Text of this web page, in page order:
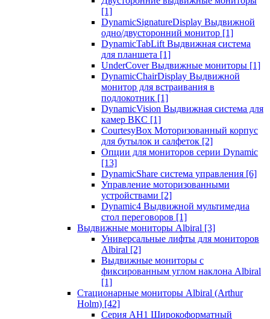
[1]
DynamicSignatureDisplay Выдвижной
одно/двусторонний монитор [1]
DynamicTabLift Выдвижная система
для планшета [1]
UnderCover Выдвижные мониторы [1]
DynamicChairDisplay Выдвижной
монитор для встраивания в
подлокотник [1]
DynamicVision Выдвижная система для
камер ВКС [1]
CourtesyBox Моторизованный корпус
для бутылок и салфеток [2]
Опции для мониторов серии Dynamic
[13]
DynamicShare система управления [6]
Управление моторизованными
устройствами [2]
Dynamic4 Выдвижной мультимедиа
стол переговоров [1]
Выдвижные мониторы Albiral [3]
Универсальные лифты для мониторов
Albiral [2]
Выдвижные мониторы с
фиксированным углом наклона Albiral
[1]
Стационарные мониторы Albiral (Arthur
Holm) [42]
Серия AH1 Широкоформатный